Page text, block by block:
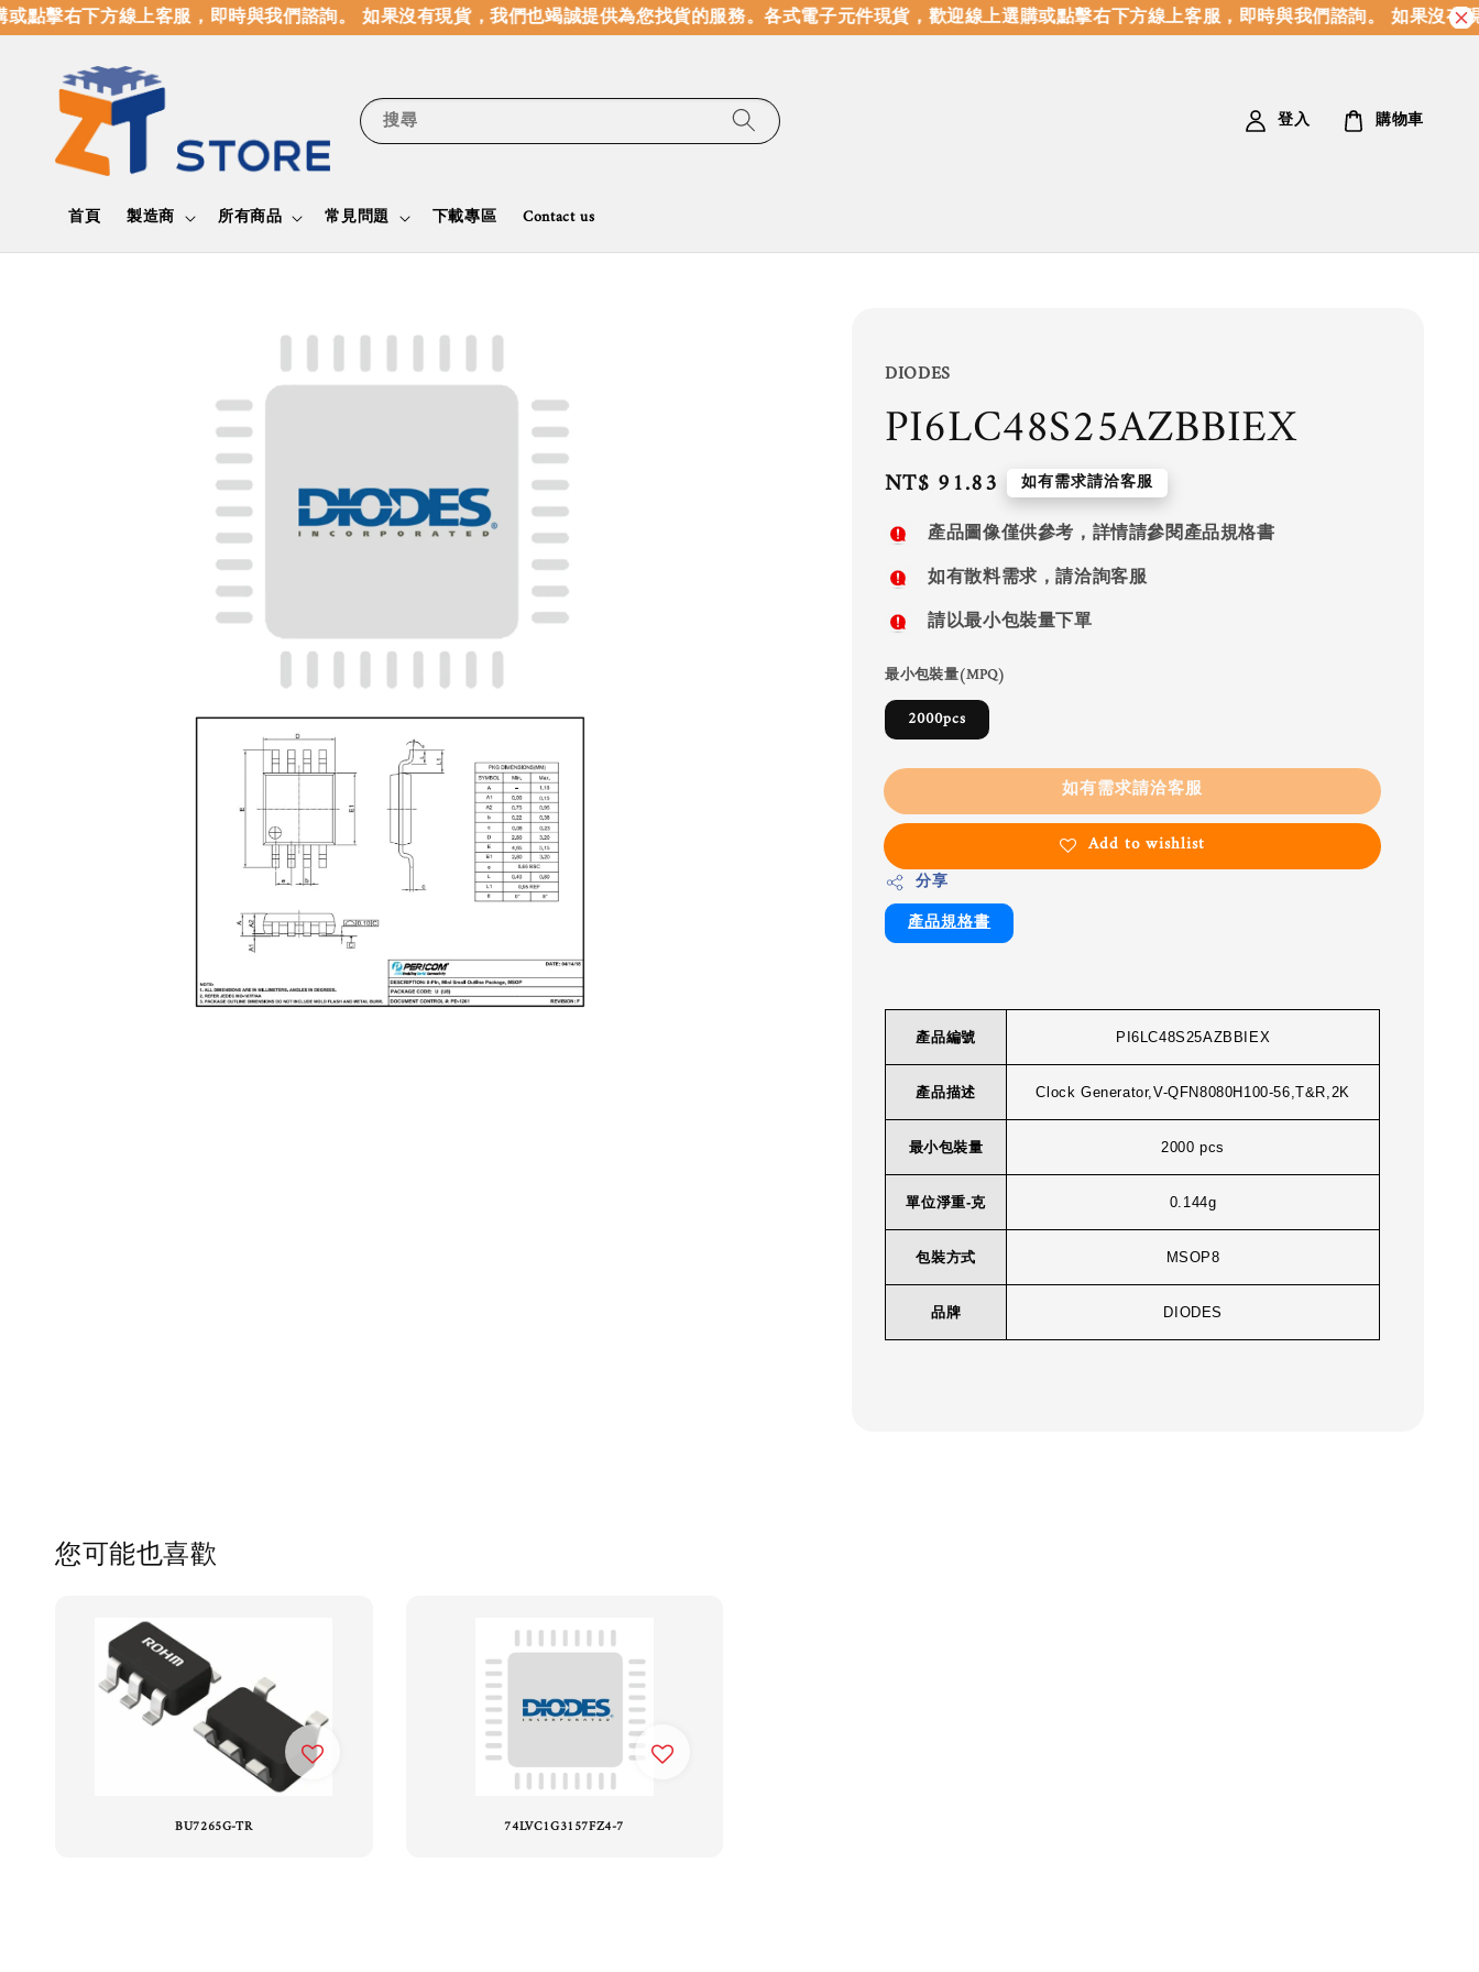
擊右下方線上客服，即時與我們諮詢。 如果沒有現貨，我們也竭誠提供為您找貨的服務。各式電子元件現貨，歡迎線上選購或點擊右下方線上客服，即時與我們諮詢。 如果沒有現
搜尋
首頁 製造商 所有商品 常見問題 下載專區 Contact us
登入 購物車
DIODES
PI6LC48S25AZBBIEX
Regular
price
NT$ 91.83 如有需求請洽客服
產品圖像僅供參考，詳情請參閱產品規格書
如有散料需求，請洽詢客服
請以最小包裝量下單
最小包裝量(MPQ)
2000pcs
如有需求請洽客服
Add to wishlist
分享
產品規格書
產品編號 PI6LC48S25AZBBIEX
產品描述 Clock Generator,V-QFN8080H100-56,T&R,2K
最小包裝量 2000 pcs
單位淨重-克 0.144g
包裝方式 MSOP8
品牌 DIODES
您可能也喜歡
BU7265G-TR 74LVC1G3157FZ4-7